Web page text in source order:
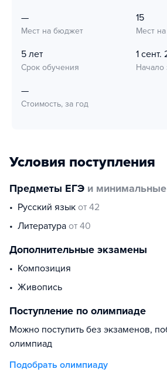
—
Мест на бюджет
15
Мест
5 лет
Срок обучения
1 сент.
Начало
—
Стоимость, за год
Условия поступления
Предметы ЕГЭ и
русский язык от 42
литература от 40
Дополнительные экзамены
композиция
живопись
Поступление по олимпиаде
Можно поступить без экзаменов,
олимпиад
Подобрать олимпиаду